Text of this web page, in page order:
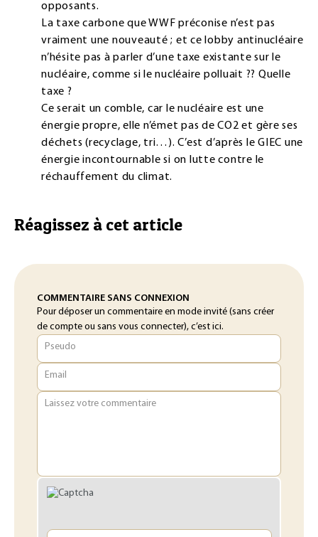
opposants.
La taxe carbone que WWF préconise n’est pas
vraiment une nouveauté ; et ce lobby antinucléaire
n’hésite pas à parler d’une taxe existante sur le
nucléaire, comme si le nucléaire polluait ?? Quelle
taxe ?
Ce serait un comble, car le nucléaire est une
énergie propre, elle n’émet pas de CO2 et gère ses
déchets (recyclage, tri…). C’est d’après le GIEC une
énergie incontournable si on lutte contre le
réchauffement du climat.
Réagissez à cet article
COMMENTAIRE SANS CONNEXION
Pour déposer un commentaire en mode invité (sans créer
de compte ou sans vous connecter), c’est ici.
Pseudo
Email
Laissez votre commentaire